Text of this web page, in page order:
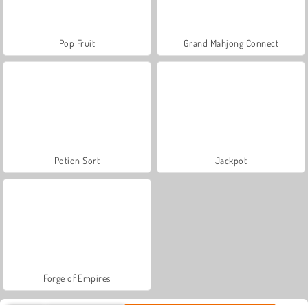
Pop Fruit Grand Mahjong Connect
Potion Sort Jackpot
Forge of Empires